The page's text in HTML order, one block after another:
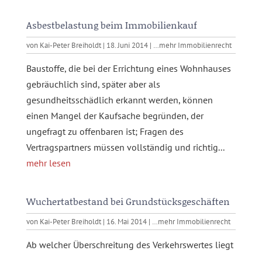
Asbestbelastung beim Immobilienkauf
von Kai-Peter Breiholdt| 18. Juni 2014| …mehr Immobilienrecht
Baustoffe, die bei der Errichtung eines Wohnhauses
gebräuchlich sind, später aber als
gesundheitsschädlich erkannt werden, können
einen Mangel der Kaufsache begründen, der
ungefragt zu offenbaren ist; Fragen des
Vertragspartners müssen vollständig und richtig...
mehr lesen
Wuchertatbestand bei Grundstücksgeschäften
von Kai-Peter Breiholdt| 16. Mai 2014| …mehr Immobilienrecht
Ab welcher Überschreitung des Verkehrswertes liegt